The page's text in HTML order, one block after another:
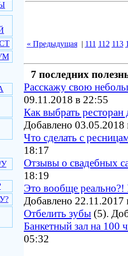
« Предыдущая| 111 112 113
7 последних
Расскажу свою
09.11.2018 в 22:55
Как выбрать
Добавлено 03.05.2018
Что сделать с
18:17
Отзывы о свадебных
18:19
Это вообще реально?!
Добавлено 22.11.2017
Отбелить зубы (5).
Банкетный зал на 100
05:32